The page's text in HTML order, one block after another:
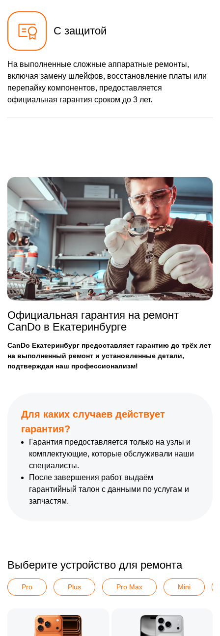
С защитой
На выполненные сложные аппаратные ремонты,
включая замену шлейфов, восстановление платы или
перепайку компонентов, предоставляется
официальная гарантия сроком до 3 лет.
Официальная гарантия на ремонт
CanDo в Екатеринбурге
CanDo Екатеринбург предоставляет гарантию до трёх лет
на выполненный ремонт и установленные детали,
подтверждая наш профессионализм!
Для каких случаев действует
гарантия?
Гарантия предоставляется только на узлы и
комплектующие, которые обслуживали наши
специалисты.
После завершения работ выдаём
гарантийный талон с данными по услугам и
запчастям.
Выберите устройство для ремонта
Pro Plus Pro Max Mini